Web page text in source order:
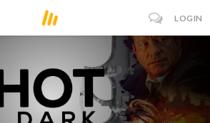
LOGIN